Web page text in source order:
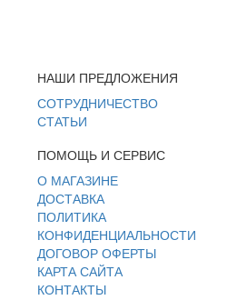
НАШИ ПРЕДЛОЖЕНИЯ
СОТРУДНИЧЕСТВО
СТАТЬИ
ПОМОЩЬ И СЕРВИС
О МАГАЗИНЕ
ДОСТАВКА
ПОЛИТИКА
КОНФИДЕНЦИАЛЬНОСТИ
ДОГОВОР ОФЕРТЫ
КАРТА САЙТА
КОНТАКТЫ